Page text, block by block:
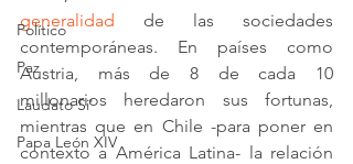
Político
Paz
Laudato Si'
Papa León XIV
generalidad de las sociedades
contemporáneas. En países como
Austria, más de 8 de cada 10
millonarios heredaron sus fortunas,
mientras que en Chile -para poner en
contexto a América Latina- la relación